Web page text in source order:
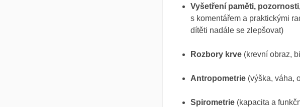
Vyšetření paměti,
s komentářem a praktickými
dítěti nadále se zlepšovat)
Rozbory krve (krevní obraz,
Antropometrie (výška, váha,
Spirometrie (kapacita a